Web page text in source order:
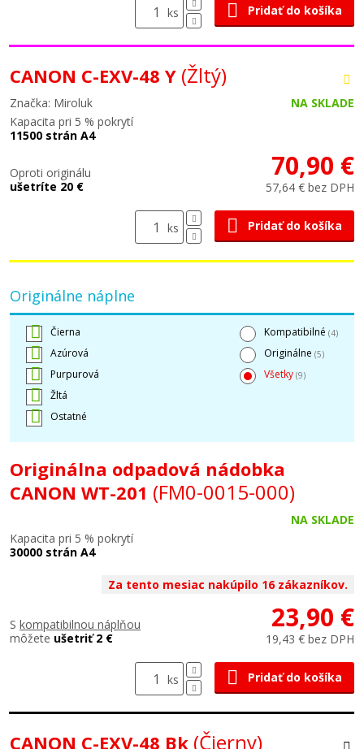
ks Pridať do košíka
CANON C-EXV-48 Y (Žltý)
Značka: Miroluk
NA SKLADE
Kapacita pri 5 % pokrytí
11500 strán A4
Oproti originálu
ušetríte 20 €
70,90 €
57,64 € bez DPH
ks Pridať do košíka
Originálne náplne
Čierna
Azúrová
Purpurová
Žltá
Ostatné
Kompatibilné (4)
Originálne (5)
Všetky (9)
Originálna odpadová nádobka
CANON WT-201 (FM0-0015-000)
NA SKLADE
Kapacita pri 5 % pokrytí
30000 strán A4
Za tento mesiac nakúpilo 16 zákazníkov.
S kompatibilnou náplňou
môžete ušetriť 2 €
23,90 €
19,43 € bez DPH
ks Pridať do košíka
CANON C-EXV-48 Bk (Čierny)